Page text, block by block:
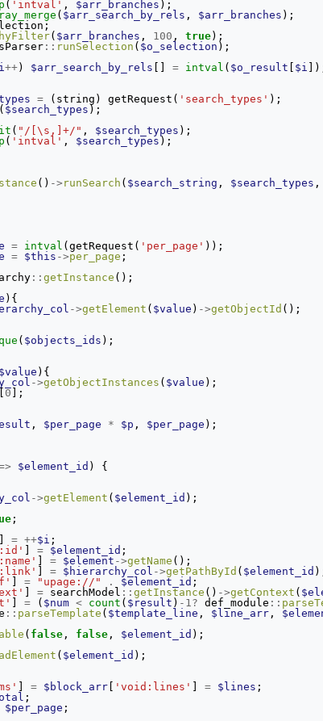
( 'intval' , $arr_branches );
( $arr_search_by_rels , $arr_branches );
;
( $arr_branches , 100 , true);
:: runSelection ( $o_selection );
++) $arr_search_by_rels = intval ( $o_result $i
= ( string ) getRequest ( 'search_types' );
( $search_types );
( "/[\s,]+/" , $search_types );
( 'intval' , $search_types );
() -> runSearch ( $search_string , $search_types ,
= intval (getRequest ( 'per_page' ));
= $this ->per_page ;
::getInstance ();
){
->getElement ( $value ) ->getObjectId ();
( $objects_ids );
$value ){
->getObjectInstances ( $value );
0 ];
, $per_page * $p , $per_page );
$element_id )
{
->getElement ( $element_id );
;
= ++$i ;
= $element_id ;
= $element ->getName ();
= $hierarchy_col ->getPathById ( $element_id
= "upage://" . $element_id ;
= searchModel ::getInstance () ->getContext (
= ( $num < count ( $result ) - 1? def_module ::
:: parseTemplate ( $template_line , $line_arr ,
( false , false , $element_id );
( $element_id );
= $block_arr 'void:lines' = $lines ;
;
$per_page ;